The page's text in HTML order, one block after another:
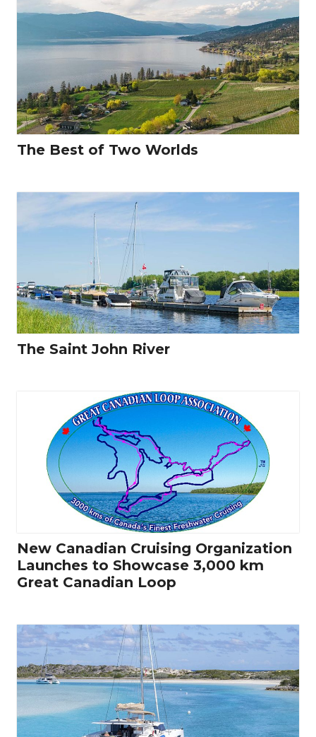
The Best of Two Worlds
The Saint John River
New Canadian Cruising Organization
Launches to Showcase 3,000 km
Great Canadian Loop